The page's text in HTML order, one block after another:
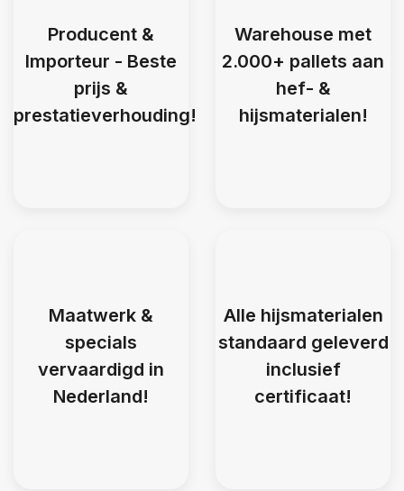
Producent &
Importeur - Beste
prijs &
prestatieverhouding!
Warehouse met
2.000+ pallets aan
hef- &
hijsmaterialen!
Maatwerk &
specials
vervaardigd in
Nederland!
Alle hijsmaterialen
standaard geleverd
inclusief
certificaat!